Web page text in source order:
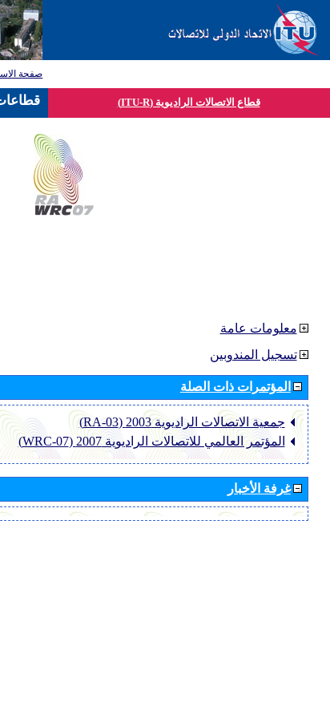
صفحة
قطاع الاتصالات الراديوية (ITU-R)
معلومات عامة
تسجيل المندوبين
المؤتمرات ذات الصلة
جمعية الاتصالات الراديوية 2003 (RA-03)
المؤتمر العالمي للاتصالات الراديوية 2007 (WRC-07)
غرفة الأخبار
قطاعات